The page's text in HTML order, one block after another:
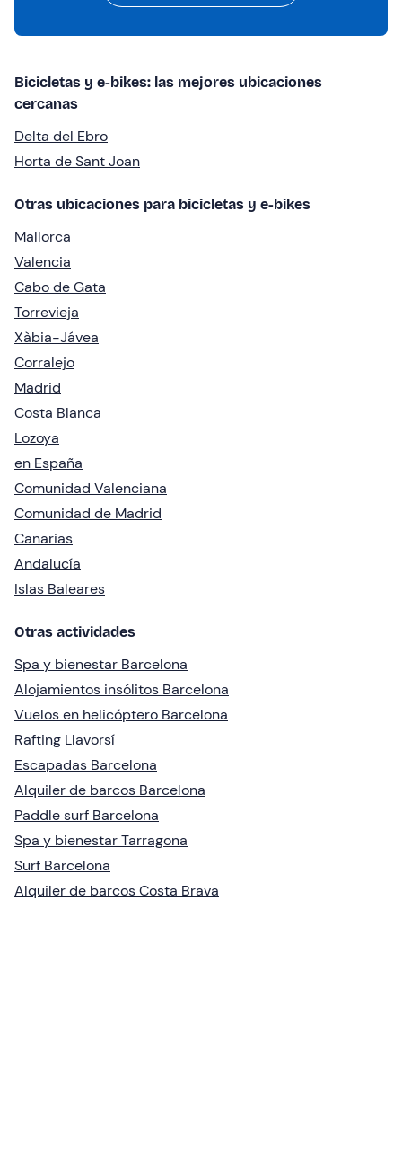
Bicicletas y e-bikes: las mejores ubicaciones
cercanas
Delta del Ebro
Horta de Sant Joan
Otras ubicaciones para bicicletas y e-bikes
Mallorca
Valencia
Cabo de Gata
Torrevieja
Xàbia-Jávea
Corralejo
Madrid
Costa Blanca
Lozoya
en España
Comunidad Valenciana
Comunidad de Madrid
Canarias
Andalucía
Islas Baleares
Otras actividades
Spa y bienestar Barcelona
Alojamientos insólitos Barcelona
Vuelos en helicóptero Barcelona
Rafting Llavorsí
Escapadas Barcelona
Alquiler de barcos Barcelona
Paddle surf Barcelona
Spa y bienestar Tarragona
Surf Barcelona
Alquiler de barcos Costa Brava